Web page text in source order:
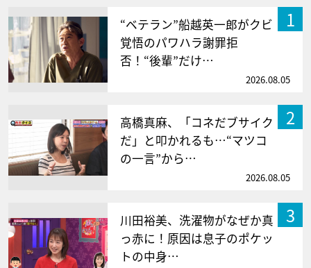
1
“ベテラン”船越英一郎がクビ
覚悟のパワハラ謝罪拒
否！“後輩”だけ…
2026.08.05
2
高橋真麻、「コネだブサイク
だ」と叩かれるも…“マツコ
の一言”から…
2026.08.05
3
川田裕美、洗濯物がなぜか真
っ赤に！原因は息子のポケッ
トの中身…